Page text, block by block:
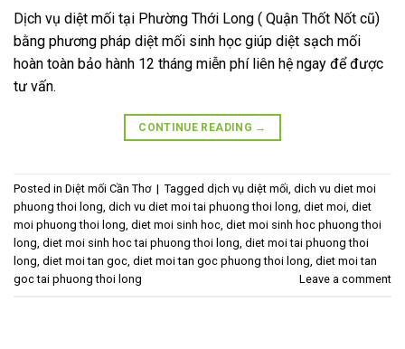
Dịch vụ diệt mối tại Phường Thới Long ( Quận Thốt Nốt cũ)
bằng phương pháp diệt mối sinh học giúp diệt sạch mối
hoàn toàn bảo hành 12 tháng miễn phí liên hệ ngay để được
tư vấn.
CONTINUE READING →
Posted in Diệt mối Cần Thơ | Tagged dịch vụ diệt mối, dich vu diet moi
phuong thoi long, dich vu diet moi tai phuong thoi long, diet moi, diet
moi phuong thoi long, diet moi sinh hoc, diet moi sinh hoc phuong thoi
long, diet moi sinh hoc tai phuong thoi long, diet moi tai phuong thoi
long, diet moi tan goc, diet moi tan goc phuong thoi long, diet moi tan
goc tai phuong thoi long
Leave a comment